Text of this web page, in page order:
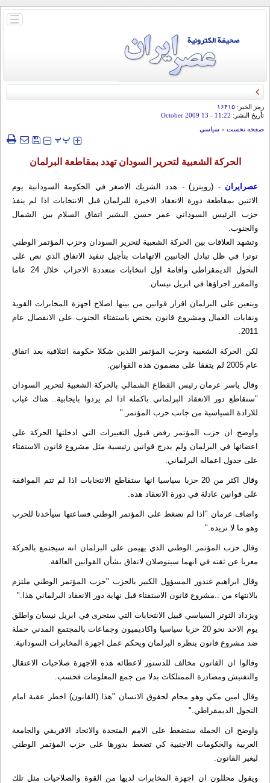
باز
رمز الخبر: ۱۶۴۱۵
تأريخ النشر: 11:22
- 13 October 2009
صفحه نخست » سياسي
‍‍‍ پپ
الحركة الشعبية لتحرير السودان تهدد بمقاطعة البرلمان
عصرایران- (رويترز) - هدد الشريك الاصغر في الحكومة السودانية يوم
الاثنين بمقاطعة دورة الانعقاد الاخيرة للبرلمان قبل الانتخابات اذا لم ينفذ
حزب الرئيس السوداني عمر حسن البشير اتفاق السلام بين الشمال
والجنوب.
وتشهد العلاقات بين الحركة الشعبية لتحرير السودان وحزب المؤتمر الوطني
توترا في ظل تبادل الجانبين الاتهامات بتأجيل تنفيذ الاتفاق الذي نص على
التحول الديمقراطي واقامة اول انتخابات متعددة الاحزاب خلال 24 عاما
والمقرر اجراؤها في ابريل نيسان.
ويتعين على البرلمان اقرار قوانين من بينها اصلاح اجهزة المخابرات القوية
ونقابات العمال ومشروع قانون يختص باستفتاء الجنوب على الانفصال عام
2011.
لكن الحركة الشعبية وحزب المؤتمر اللذين شكلا حكومة ائتلافية بعد اتفاق
عام 2005 لم يتفقا على مضمون هذه القوانين.
وقال ياسر عرمان رئيس القطاع الشمالي بالحركة الشعبية لتحرير السودان
"سنقاطع دور الانعقاد البرلماني باكمله اذا لم يردوا بايجابية.. هناك غياب
للارادة السياسية من جانب حزب المؤتمر."
واوضح ان حزب المؤتمر رفض قبول التغييرات التي ادخلتها الحركة على
اعضائها في البرلمان ولم يدرج قوانين رئيسية مثل مشروع قانون الاستفتاء
على جدول اعماله البرلماني.
وقال اكثر من 20 حزبا سياسيا انها ستقاطع الانتخابات اذا لم تتم الموافقة
على قوانين عادلة في دورة الانعقاد هذه.
واضاف عرمان "اذا لم نضغط على المؤتمر الوطني فساعتها سيأخذنا للحرب
وهو ما لا نريده."
وقال حزب المؤتمر الوطني الذي يهيمن على البرلمان انه سيجتمع بالحركة
معربا عن ثقته في انهما سيتوصلان لاتفاق بشأن القوانين العالقة.
وقال ابراهيم غندور المسؤول الكبير بالحزب "حزب المؤتمر الوطني ملتزم
بالانتهاء من ..مشروع قانون الاستفتاء قبل نهاية دور الانعقاد البرلماني هذا."
ويزداد التوتر السياسي قبيل الانتخابات التي ستجرى في ابريل نيسان واطلق
يوم الاحد نحو 20 حزبا سياسيا واكاديميون وجماعات بالمجتمع المدني حملة
ضد مشروع قانون ينظره البرلمان ويحكم عمل اجهزة المخابرات السودانية.
وقالوا ان القانون مخالف للدستور لاعطائه هذه الاجهزة صلاحيات الاعتقال
والتفتيش ومصادرة الممتلكات بدلا من جمع المعلومات فحسب.
وقال امين مكي وهو محام لحقوق الانسان "هذا (القانون) اخطر عقبة امام
التحول الديمقراطي."
واوضح ان الحملة ستضغط على الامم المتحدة والاتحاد الافريقي والجامعة
العربية والحكومات الاجنبية كي تضغط بدورها على حزب المؤتمر الوطني
ليغير القانون.
ويقول محللون ان اجهزة المخابرات لديها من القوة والصلاحيات مثل تلك